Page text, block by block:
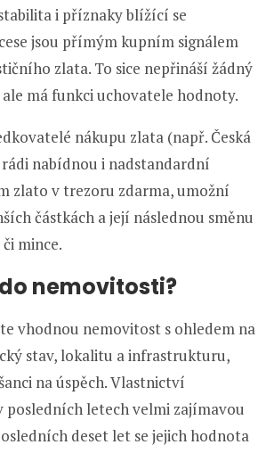
i příznaky blížící se
jsou přímým kupním signálem
zlata. To sice nepřináší žádný
má funkci uchovatele hodnoty.
nákupu zlata (např. Česká
nabídnou i nadstandardní
zlato v trezoru zdarma, umožní
částkách a její následnou směnu
mince.
nemovitosti?
vhodnou nemovitost s ohledem na
stav, lokalitu a infrastrukturu,
na úspěch. Vlastnictví
posledních letech velmi zajímavou
deset let se jejich hodnota